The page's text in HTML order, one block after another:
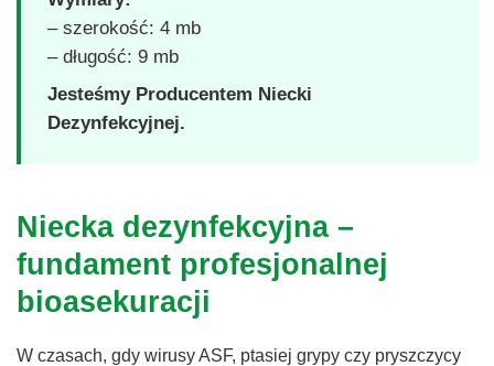
– szerokość: 4 mb
– długość: 9 mb
Jesteśmy Producentem Niecki
Dezynfekcyjnej.
Niecka dezynfekcyjna –
fundament profesjonalnej
bioasekuracji
W czasach, gdy wirusy ASF, ptasiej grypy czy pryszczycy